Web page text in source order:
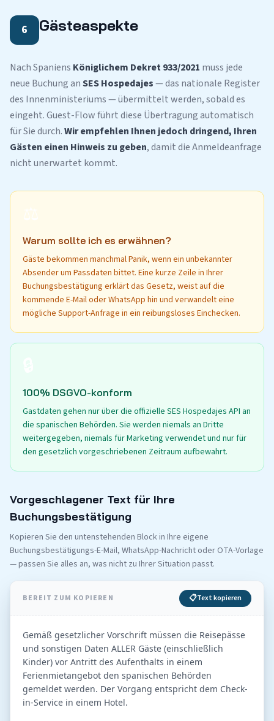
6 Gästeaspekte
Nach Spaniens Königlichem Dekret 933/2021 muss jede
neue Buchung anSES Hospedajes— das nationale Register
des Innenministeriums — übermittelt werden, sobald es
eingeht. Guest-Flow führt diese Übertragung automatisch
für Sie durch.Wir empfehlen Ihnen jedoch dringend, Ihren
Gästen einen Hinweis zu geben, damit die Anmeldeanfrage
nicht unerwartet kommt.
Warum sollte ich es erwähnen?
Gäste bekommen manchmal Panik, wenn ein unbekannter
Absender um Passdaten bittet. Eine kurze Zeile in Ihrer
Buchungsbestätigung erklärt das Gesetz, weist auf die
kommende E-Mail oder WhatsApp hin und verwandelt eine
mögliche Support-Anfrage in ein reibungsloses Einchecken.
100% DSGVO-konform
Gastdaten gehen nur über die offizielle SES Hospedajes API an
die spanischen Behörden. Sie werden niemals an Dritte
weitergegeben, niemals für Marketing verwendet und nur für
den gesetzlich vorgeschriebenen Zeitraum aufbewahrt.
Vorgeschlagener Text für Ihre
Buchungsbestätigung
Kopieren Sie den untenstehenden Block in Ihre eigene
Buchungsbestätigungs-E-Mail, WhatsApp-Nachricht oder OTA-Vorlage
— passen Sie alles an, was nicht zu Ihrer Situation passt.
BEREIT ZUM KOPIEREN 📋Text kopieren
Gemäß gesetzlicher Vorschrift müssen die Reisepässe
und sonstigen Daten ALLER Gäste (einschließlich
Kinder) vor Antritt des Aufenthalts in einem
Ferienmietangebot den spanischen Behörden
gemeldet werden. Der Vorgang entspricht dem Check-
in-Service in einem Hotel.